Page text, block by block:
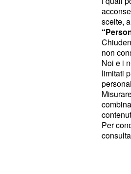
1 e in
La formula
tutte le
la classica
scelte,
non
Noi e i
limitati
Per